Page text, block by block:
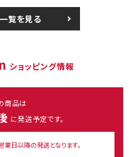
覧を見る
ショッピング情報
商品は
に発送予定です。
日以降の発送となります。